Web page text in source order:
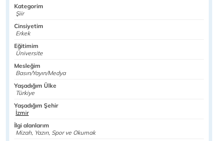
Kategorim
Şiir
Cinsiyetim
Erkek
Eğitimim
Üniversite
Mesleğim
Basın/Yayın/Medya
Yaşadığım Ülke
Türkiye
Yaşadığım Şehir
İzmir
İlgi alanlarım
Mizah, Yazın, Spor ve Okumak